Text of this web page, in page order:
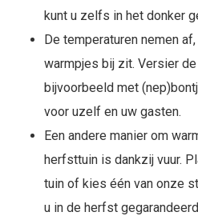
kunt u zelfs in het donker
De temperaturen nemen
warmpjes bij zit. Versier
bijvoorbeeld met
voor uzelf en uw gasten.
Een andere manier om
herfsttuin is dankzij vuur.
tuin of kies één van onze
u in de herfst